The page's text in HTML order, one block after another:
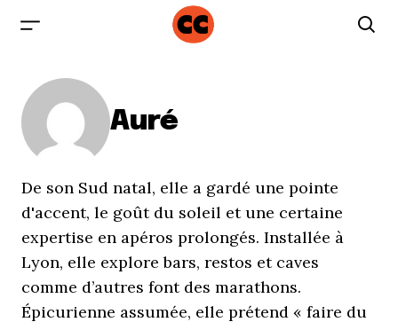
Auré
De son Sud natal, elle a gardé une pointe
d'accent, le goût du soleil et une certaine
expertise en apéros prolongés. Installée à
Lyon, elle explore bars, restos et caves
comme d’autres font des marathons.
Épicurienne assumée, elle prétend « faire du